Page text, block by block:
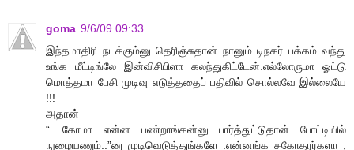
goma 9/6/09 09:33
இந்தமாதிரி நடக்கும்னு தெரிஞ்சுதான் நானும் டிநகர் பக்கம் வந்து
உங்க மீட்டிங்லே இன்விசிபிளா கலந்துகிட்டேன்.எல்லோருமா ஓட்டு
மொத்தமா பேசி முடிவு எடுத்ததைப் பதிவில் சொல்லவே இல்லையே
!!!
அதான்
“....கோமா என்ன பண்றாங்கன்னு பார்த்துட்டுதான் போட்டியில்
நுழையணும்..”னு முடிவெடுத்துங்களே .என்னங்க சகோதரர்களா ,